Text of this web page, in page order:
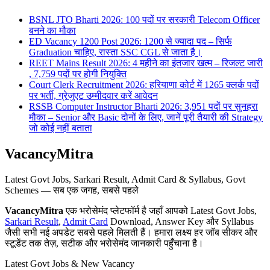
BSNL JTO Bharti 2026: 100 पदों पर सरकारी Telecom Officer
बनने का मौका
ED Vacancy 1200 Post 2026: 1200 से ज्यादा पद – सिर्फ
Graduation चाहिए, रास्ता SSC CGL से जाता है।
REET Mains Result 2026: 4 महीने का इंतजार खत्म – रिजल्ट जारी
, 7,759 पदों पर होगी नियुक्ति
Court Clerk Recruitment 2026: हरियाणा कोर्ट में 1265 क्लर्क पदों
पर भर्ती, ग्रेजुएट उम्मीदवार करें आवेदन
RSSB Computer Instructor Bharti 2026: 3,951 पदों पर सुनहरा
मौका – Senior और Basic दोनों के लिए, जानें पूरी तैयारी की Strategy
जो कोई नहीं बताता
VacancyMitra
Latest Govt Jobs, Sarkari Result, Admit Card & Syllabus, Govt
Schemes — सब एक जगह, सबसे पहले
VacancyMitra एक भरोसेमंद प्लेटफॉर्म है जहाँ आपको Latest Govt Jobs,
Sarkari Result, Admit Card Download, Answer Key और Syllabus
जैसी सभी नई अपडेट सबसे पहले मिलती हैं। हमारा लक्ष्य हर जॉब सीकर और
स्टूडेंट तक तेज़, सटीक और भरोसेमंद जानकारी पहुँचाना है।
Latest Govt Jobs & New Vacancy